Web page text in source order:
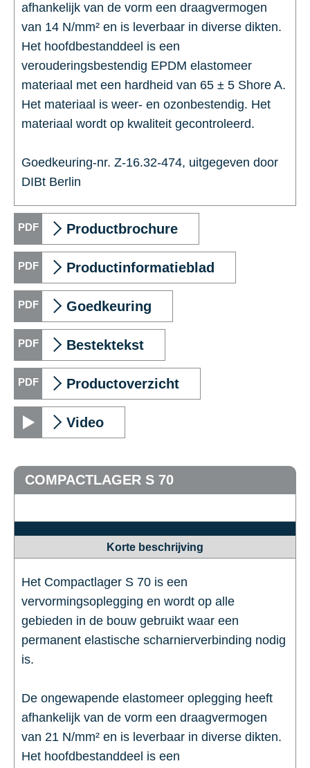
afhankelijk van de vorm een draagvermogen
van 14 N/mm² en is leverbaar in diverse dikten.
Het hoofdbestanddeel is een
verouderingsbestendig EPDM elastomeer
materiaal met een hardheid van 65 ± 5 Shore A.
Het materiaal is weer- en ozonbestendig. Het
materiaal wordt op kwaliteit gecontroleerd.
Goedkeuring-nr. Z-16.32-474, uitgegeven door
DIBt Berlin
Productbrochure
Productinformatieblad
Goedkeuring
Bestektekst
Productoverzicht
Video
COMPACTLAGER S 70
Korte beschrijving
Het Compactlager S 70 is een
vervormingsoplegging en wordt op alle
gebieden in de bouw gebruikt waar een
permanent elastische scharnierverbinding nodig
is.
De ongewapende elastomeer oplegging heeft
afhankelijk van de vorm een draagvermogen
van 21 N/mm² en is leverbaar in diverse dikten.
Het hoofdbestanddeel is een